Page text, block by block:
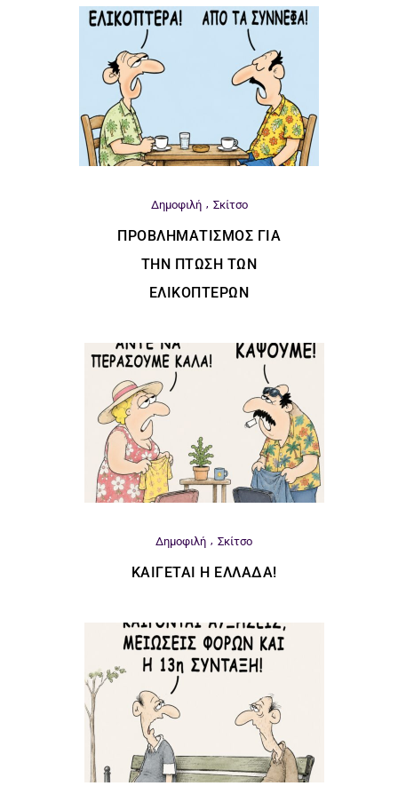
Δημοφιλή Σκίτσο
ΠΡΟΒΛΗΜΑΤΙΣΜΌΣ ΓΙΑ
ΤΗΝ ΠΤΏΣΗ ΤΩΝ
ΕΛΙΚΟΠΤΈΡΩΝ
Δημοφιλή Σκίτσο
ΚΑΊΓΕΤΑΙ Η ΕΛΛΆΔΑ!